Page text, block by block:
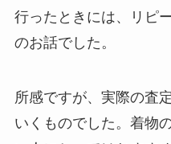
行ったときには、
リピ
のお話でした。
所感ですが、実際の査
いくものでした。着物